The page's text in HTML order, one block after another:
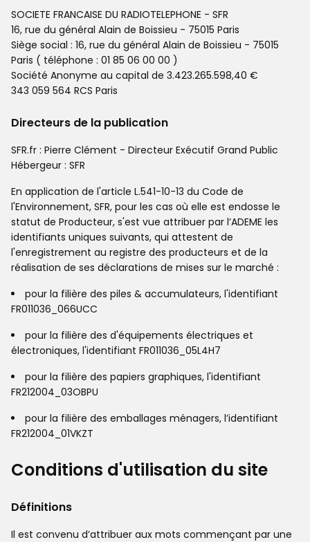
SOCIETE FRANCAISE DU RADIOTELEPHONE - SFR
16, rue du général Alain de Boissieu - 75015 Paris
Siège social : 16, rue du général Alain de Boissieu - 75015
Paris ( téléphone : 01 85 06 00 00 )
Société Anonyme au capital de 3.423.265.598,40 €
343 059 564 RCS Paris
Directeurs de la publication
SFR.fr : Pierre Clément - Directeur Exécutif Grand Public
Hébergeur : SFR
En application de l'article L.541-10-13 du Code de
l'Environnement, SFR, pour les cas où elle est endosse le
statut de Producteur, s'est vue attribuer par l’ADEME les
identifiants uniques suivants, qui attestent de
l'enregistrement au registre des producteurs et de la
réalisation de ses déclarations de mises sur le marché :
pour la filière des piles & accumulateurs, l'identifiant
FR011036_066UCC
pour la filière des d'équipements électriques et
électroniques, l'identifiant FR011036_05L4H7
pour la filière des papiers graphiques, l'identifiant
FR212004_03OBPU
pour la filière des emballages ménagers, l’identifiant
FR212004_01VKZT
Conditions d'utilisation du site
Définitions
Il est convenu d’attribuer aux mots commençant par une